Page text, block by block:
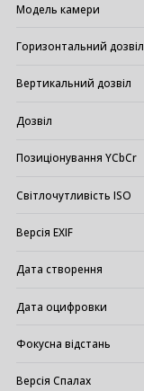
Модель камери
Горизонтальний дозвіл
Вертикальний дозвіл
Дозвіл
Позиціонування YCbCr
Світлочутливість ISO
Версія EXIF
Дата створення
Дата оцифровки
Фокусна відстань
Версія Спалах